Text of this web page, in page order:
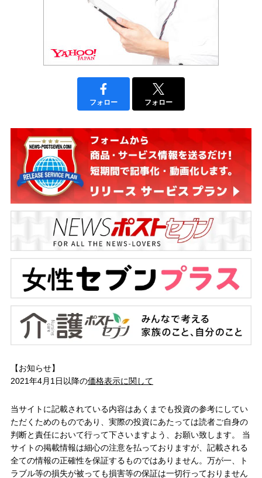
フォロー フォロー
【お知らせ】
2021年4月1日以降の価格表示に関して
当サイトに記載されている内容はあくまでも投資の参考にしてい
ただくためのものであり、実際の投資にあたっては読者ご自身の
判断と責任において行って下さいますよう、お願い致します。 当
サイトの掲載情報は細心の注意を払っておりますが、記載される
全ての情報の正確性を保証するものではありません。万が一、ト
ラブル等の損失が被っても損害等の保証は一切行っておりません